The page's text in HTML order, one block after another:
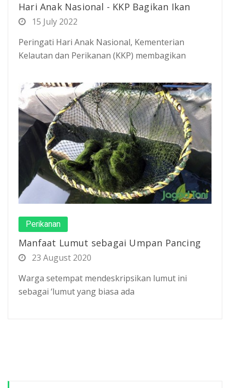
Hari Anak Nasional - KKP Bagikan Ikan
15 July 2022
Peringati Hari Anak Nasional, Kementerian
Kelautan dan Perikanan (KKP) membagikan
Perikanan
Manfaat Lumut sebagai Umpan Pancing
23 August 2020
Warga setempat mendeskripsikan lumut ini
sebagai ‘lumut yang biasa ada